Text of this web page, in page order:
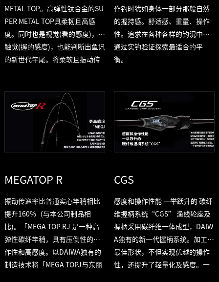
METAL TOP。高弹性钛合金的SU
PER METAL TOP具柔韧且高感
度。同时也是视觉(看的感度)，连
触觉(握的感度)，也能判断出鱼讯
的新世代竿尾。将柔软且振动传
的钓竿上实现出适合的调子及轻
量化。
作钓时犹如身体一部分那般自然
的握持感。舒适感、重量、操作
性。追求在各种各样的钓況中，
通过实钓验证探索最适合的平
衡。
MEGATOP R
振动传递率比普通实心竿稍相比
提升160%（与本公司制品相
比)。「MEGA TOP RJ 是一种高
弹性碳纤竿稍，具有压倒性的操
作性和高感度。以DAIWA独有的
制造技术将「MEGA TOPJ与东丽
CGS
感度和操作性能 一举跃升的 碳纤
维握柄系统“CGS” 渔线轮座及
握柄采用碳纤维一体成型，DAIW
A独有的新一代握柄系统。加工成
最佳形状，不但实现优越的操作
性，还提升了轻量化及感度。一